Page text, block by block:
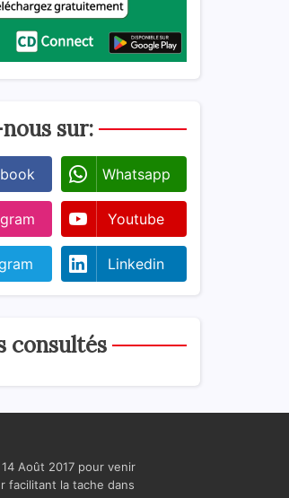
sur:
Whatsapp
Youtube
Linkedin
consultés
Août 2017 pour venir
facilitant la tache dans